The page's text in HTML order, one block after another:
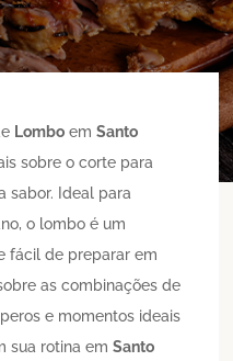
Lombo emSanto
sobre o corte para
sabor. Ideal para
o lombo é um
fácil de preparar em
as combinações de
e momentos ideais
sua rotina emSanto